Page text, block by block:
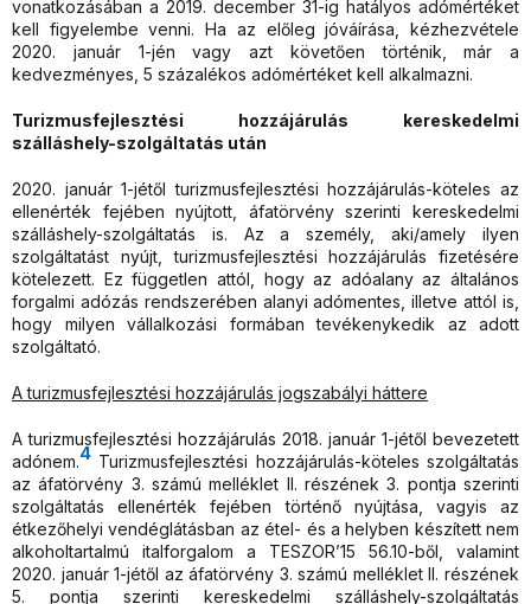
vonatkozásában a 2019. december 31-ig hatályos adómértéket
kell figyelembe venni. Ha az előleg jóváírása, kézhezvétele
2020. január 1-jén vagy azt követően történik, már a
kedvezményes, 5 százalékos adómértéket kell alkalmazni.
Turizmusfejlesztési hozzájárulás kereskedelmi
szálláshely-szolgáltatás után
2020. január 1-jétől turizmusfejlesztési hozzájárulás-köteles az
ellenérték fejében nyújtott, áfatörvény szerinti kereskedelmi
szálláshely-szolgáltatás is. Az a személy, aki/amely ilyen
szolgáltatást nyújt, turizmusfejlesztési hozzájárulás fizetésére
kötelezett. Ez független attól, hogy az adóalany az általános
forgalmi adózás rendszerében alanyi adómentes, illetve attól is,
hogy milyen vállalkozási formában tevékenykedik az adott
szolgáltató.
A turizmusfejlesztési hozzájárulás jogszabályi háttere
A turizmusfejlesztési hozzájárulás 2018. január 1-jétől bevezetett
adónem.4 Turizmusfejlesztési hozzájárulás-köteles szolgáltatás
az áfatörvény 3. számú melléklet II. részének 3. pontja szerinti
szolgáltatás ellenérték fejében történő nyújtása, vagyis az
étkezőhelyi vendéglátásban az étel- és a helyben készített nem
alkoholtartalmú italforgalom a TESZOR’15 56.10-ből, valamint
2020. január 1-jétől az áfatörvény 3. számú melléklet II. részének
5. pontja szerinti kereskedelmi szálláshely-szolgáltatás